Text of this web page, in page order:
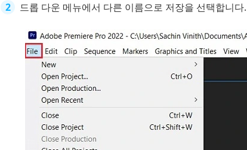
드롭 다운 메뉴에서 다른 이름으로 저장을 선택합니다.